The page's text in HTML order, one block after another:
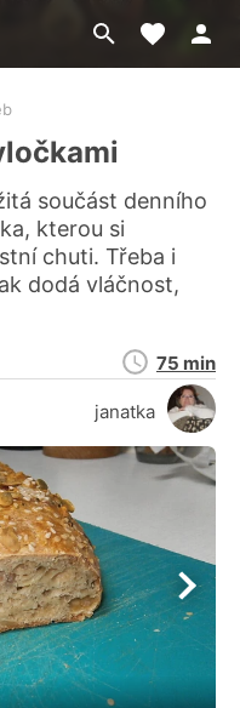
Přejít
na
Moje
součást denního
kterou si
chuti. Třeba i
dodá vláčnost,
janatka
Doba
přípravy
75 min